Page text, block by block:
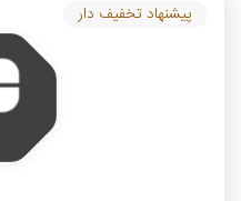
پیشنهاد تخفیف دار